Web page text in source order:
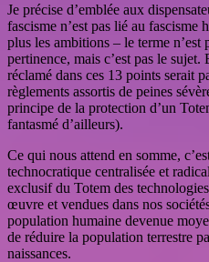
Je précise d’emblée aux
fascisme n’est pas lié au fascisme
plus les ambitions – le terme n’est
pertinence, mais c’est pas le
réclamé dans ces 13 points serait
règlements assortis de peines
principe de la protection d’un
fantasmé d’ailleurs).
Ce qui nous attend en somme,
technocratique centralisée et
exclusif du Totem des
œuvre et vendues dans nos
population humaine devenue
de réduire la population terrestre
naissances.